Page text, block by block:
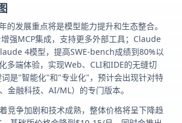
的发展重点将是模型能力提升和生态整合。
强MCP集成，支持更多外部工具；Claude
4模型，提高SWE-bench成绩到80%以
多端体验，实现Web、CLI和IDE的无缝切
是"智能化"和"专业化"，预计会出现针对特
金融科技、AI/ML）的专门版本。
竞争加剧和技术成熟，整体价格将呈下降趋